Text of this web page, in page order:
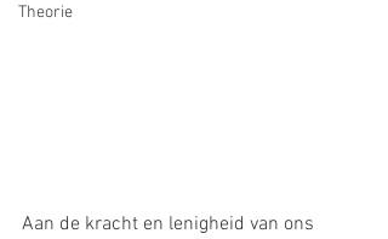
Theorie
Aan de kracht en lenigheid van ons